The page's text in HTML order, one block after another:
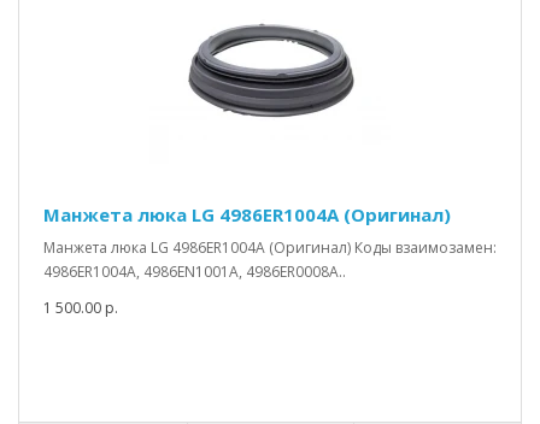
Манжета люка LG 4986ER1004A (Оригинал)
Манжета люка LG 4986ER1004A (Оригинал) Коды взаимозамен:
4986ER1004A, 4986EN1001A, 4986ER0008A..
1 500.00 р.